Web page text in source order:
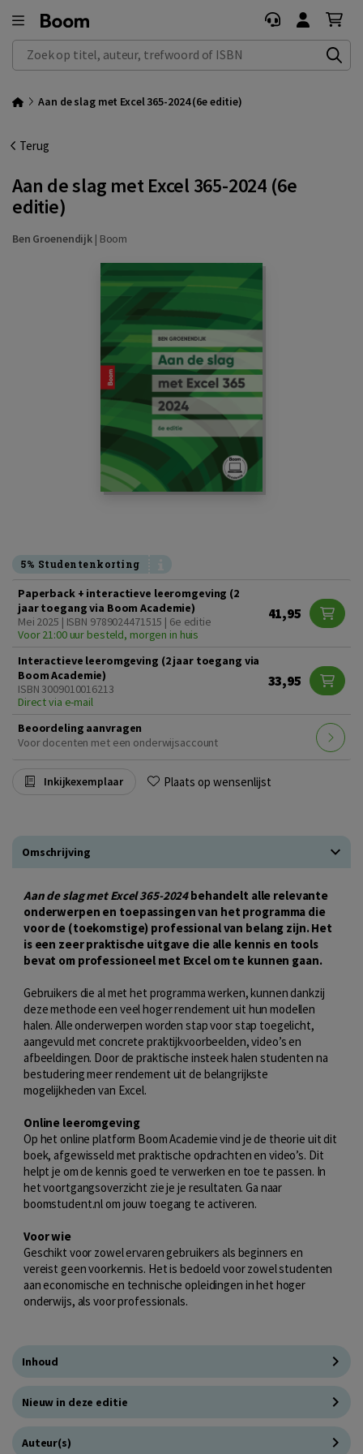
Zoek op titel, auteur, trefwoord of ISBN
Aan de slag met Excel 365-2024 (6e editie)
Terug
Aan de slag met Excel 365-2024 (6e
editie)
Ben Groenendijk | Boom
5% Studentenkorting
Paperback + interactieve leeromgeving (2
jaar toegang via Boom Academie)
Mei 2025 | ISBN 9789024471515 | 6e editie
Voor 21:00 uur besteld, morgen in huis
41,95
Interactieve leeromgeving (2 jaar toegang via
Boom Academie)
ISBN 3009010016213
Direct via e-mail
33,95
Beoordeling aanvragen
Voor docenten met een onderwijsaccount
Inkijkexemplaar Plaats op wensenlijst
Omschrijving
Aan de slag met Excel 365-2024behandelt alle relevante
onderwerpen en toepassingen van het programma die
voor de (toekomstige) professional van belang zijn. Het
is een zeer praktische uitgave die alle kennis en tools
bevat om professioneel met Excel om te kunnen gaan.
Gebruikers die al met het programma werken, kunnen dankzij
deze methode een veel hoger rendement uit hun modellen
halen. Alle onderwerpen worden stap voor stap toegelicht,
aangevuld met concrete praktijkvoorbeelden, video’s en
afbeeldingen. Door de praktische insteek halen studenten na
bestudering meer rendement uit de belangrijkste
mogelijkheden van Excel.
Online leeromgeving
Op het online platform Boom Academie vind je de theorie uit dit
boek, afgewisseld met praktische opdrachten en video’s. Dit
helpt je om de kennis goed te verwerken en toe te passen. In
het voortgangsoverzicht zie je je resultaten. Ga naar
boomstudent.nl om jouw toegang te activeren.
Voor wie
Geschikt voor zowel ervaren gebruikers als beginners en
vereist geen voorkennis. Het is bedoeld voor zowel studenten
aan economische en technische opleidingen in het hoger
onderwijs, als voor professionals.
Inhoud
Nieuw in deze editie
Auteur(s)